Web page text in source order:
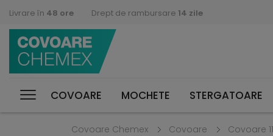
Livrare în 48 ore Drept de rambursare 14 zile
COVOARE MOCHETE STERGATOARE
Covoare Chemex Covoare Covoare